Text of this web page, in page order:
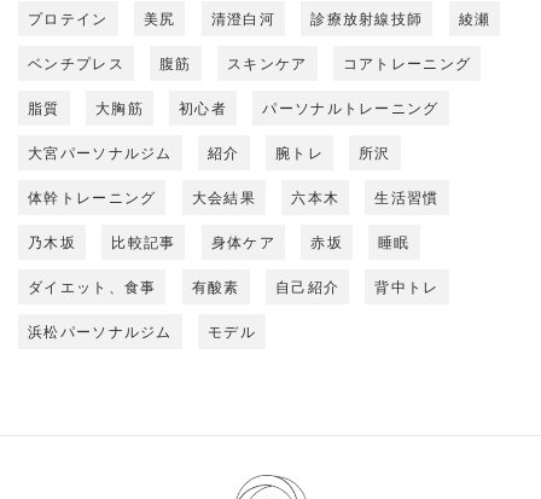
プロテイン 美尻 清澄白河 診療放射線技師 綾瀬
ベンチプレス 腹筋 スキンケア コアトレーニング
脂質 大胸筋 初心者 パーソナルトレーニング
大宮パーソナルジム 紹介 腕トレ 所沢
体幹トレーニング 大会結果 六本木 生活習慣
乃木坂 比較記事 身体ケア 赤坂 睡眠
ダイエット、食事 有酸素 自己紹介 背中トレ
浜松パーソナルジム モデル